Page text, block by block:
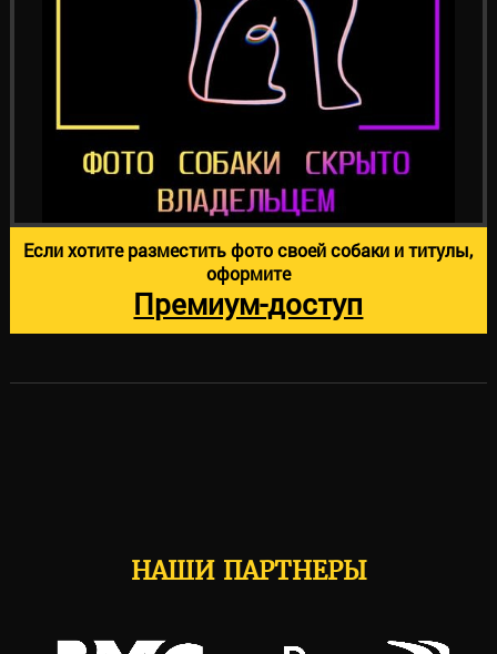
Если хотите разместить фото своей собаки и титулы,
оформите
Премиум-доступ
НАШИ ПАРТНЕРЫ